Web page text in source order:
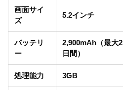
画面サイ
ズ
5.2インチ
バッテリ
ー
2,900mAh（最大2
日間）
処理能力 3GB